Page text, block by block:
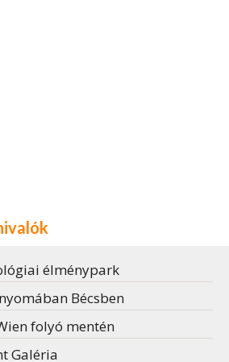
élménypark
Bécsben
folyó mentén
Galéria